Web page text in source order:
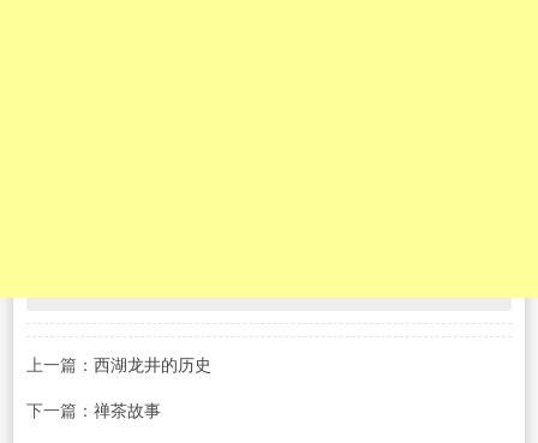
上一篇： 西湖龙井的历史
下一篇： 禅茶故事